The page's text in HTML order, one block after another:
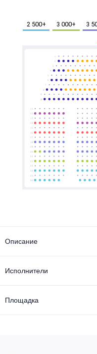
Описание
Исполнители
Площадка